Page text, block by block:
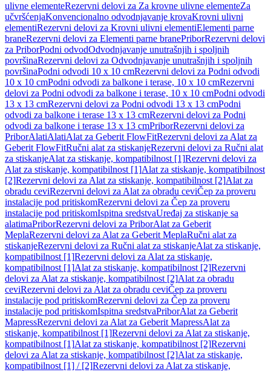
ulivne elementeRezervni delovi za Za krovne ulivne elementeZa
učvršćenjaKonvencionalno odvodnjavanje krovaKrovni ulivni
elementiRezervni delovi za Krovni ulivni elementiElementi parne
braneRezervni delovi za Elementi parne branePriborRezervni delovi
za PriborPodni odvodOdvodnjavanje unutrašnjih i spoljnih
površinaRezervni delovi za Odvodnjavanje unutrašnjih i spoljnih
površinaPodni odvodi 10 x 10 cmRezervni delovi za Podni odvodi
10 x 10 cmPodni odvodi za balkone i terase, 10 x 10 cmRezervni
delovi za Podni odvodi za balkone i terase, 10 x 10 cmPodni odvodi
13 x 13 cmRezervni delovi za Podni odvodi 13 x 13 cmPodni
odvodi za balkone i terase 13 x 13 cmRezervni delovi za Podni
odvodi za balkone i terase 13 x 13 cmPriborRezervni delovi za
PriborAlatiAlatiAlat za Geberit FlowFitRezervni delovi za Alat za
Geberit FlowFitRučni alat za stiskanjeRezervni delovi za Ručni alat
za stiskanjeAlat za stiskanje, kompatibilnost [1]Rezervni delovi za
Alat za stiskanje, kompatibilnost [1]Alat za stiskanje, kompatibilnost
[2]Rezervni delovi za Alat za stiskanje, kompatibilnost [2]Alat za
obradu ceviRezervni delovi za Alat za obradu ceviČep za proveru
instalacije pod pritiskomRezervni delovi za Čep za proveru
instalacije pod pritiskomIspitna sredstvaUređaj za stiskanje sa
alatimaPriborRezervni delovi za PriborAlat za Geberit
MeplaRezervni delovi za Alat za Geberit MeplaRučni alat za
stiskanjeRezervni delovi za Ručni alat za stiskanjeAlat za stiskanje,
kompatibilnost [1]Rezervni delovi za Alat za stiskanje,
kompatibilnost [1]Alat za stiskanje, kompatibilnost [2]Rezervni
delovi za Alat za stiskanje, kompatibilnost [2]Alat za obradu
ceviRezervni delovi za Alat za obradu ceviČep za proveru
instalacije pod pritiskomRezervni delovi za Čep za proveru
instalacije pod pritiskomIspitna sredstvaPriborAlat za Geberit
MapressRezervni delovi za Alat za Geberit MapressAlat za
stiskanje, kompatibilnost [1]Rezervni delovi za Alat za stiskanje,
kompatibilnost [1]Alat za stiskanje, kompatibilnost [2]Rezervni
delovi za Alat za stiskanje, kompatibilnost [2]Alat za stiskanje,
kompatibilnost [1] / [2]Rezervni delovi za Alat za stiskanje,